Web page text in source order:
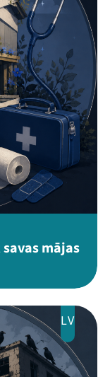
mājas
LV